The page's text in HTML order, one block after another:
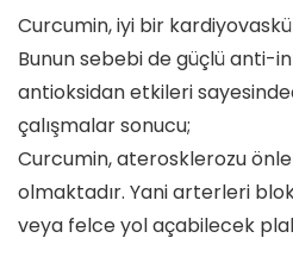
Curcumin, iyi bir
Bunun sebebi de güçlü anti-
antioksidan etkileri
çalışmalar sonucu;
Curcumin, aterosklerozu
olmaktadır. Yani arterleri
veya felce yol açabilecek